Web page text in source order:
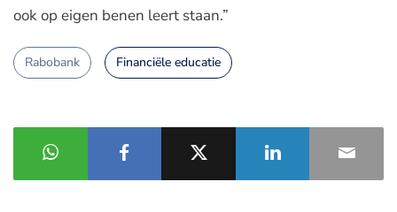
ook op eigen benen leert staan.”
Rabobank Financiële educatie